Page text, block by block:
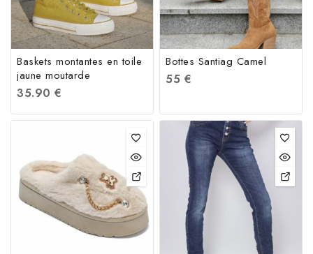
Baskets montantes en toile
jaune moutarde
35.90 €
Bottes Santiag Camel
55 €